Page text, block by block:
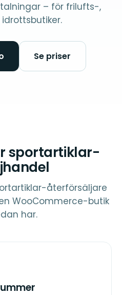
– för frilufts-,
Se priser
sportartiklar-
återförsäljare
WooCommerce-butik
har.